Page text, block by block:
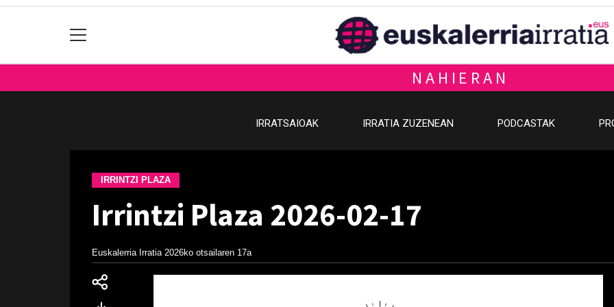
NAHIERAN
IRRATSAIOAK IRRATIA ZUZENEAN PODCASTAK
IRRINTZI PLAZA
Irrintzi Plaza 2026-02-17
Euskalerria Irratia 2026ko otsailaren 17a